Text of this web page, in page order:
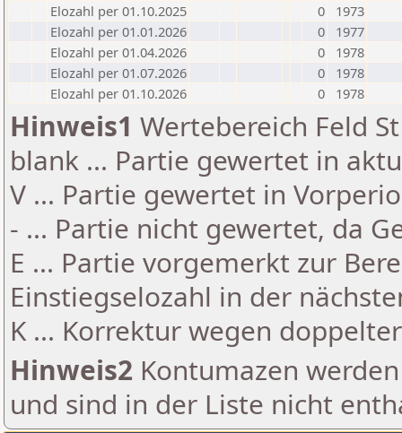
Elozahl per 01.10.2025
0
1973
Elozahl per 01.01.2026
0
1977
Elozahl per 01.04.2026
0
1978
Elozahl per 01.07.2026
0
1978
Elozahl per 01.10.2026
0 1978
Hinweis1 Wertebereich Feld
blank ... Partie gewertet in
V ... Partie gewertet in
- ... Partie nicht gewertet, da
E ... Partie vorgemerkt zur
Einstiegselozahl in der
K ... Korrektur wegen
Hinweis2 Kontumazen
und sind in der Liste nicht